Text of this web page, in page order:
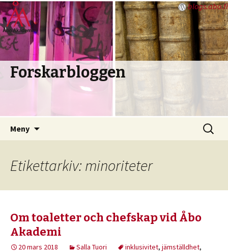
blogs.abo.fi
Forskarbloggen
Meny
Sök
efter:
Etikettarkiv: minoriteter
Om toaletter och chefskap vid Åbo
Akademi
20 mars 2018 Salla Tuori inklusivitet, jämställdhet,